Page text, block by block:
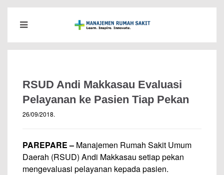
RSUD Andi Makkasau Evaluasi
Pelayanan ke Pasien Tiap Pekan
26/09/2018.
PAREPARE – Manajemen Rumah Sakit Umum
Daerah (RSUD) Andi Makkasau setiap pekan
mengevaluasi pelayanan kepada pasien.